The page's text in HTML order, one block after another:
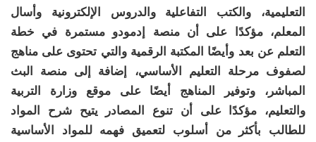
التعليمية، والكتب التفاعلية والدروس الإلكترونية وأسال
المعلم، مؤكدًا على أن منصة إدمودو مستمرة في خطة
التعلم عن بعد وأيضًا المكتبة الرقمية والتي تحتوى على مناهج
لصفوف مرحلة التعليم الأساسي، إضافة إلى منصة البث
المباشر، وتوفير المناهج أيضًا على موقع وزارة التربية
والتعليم، مؤكدًا على أن تنوع المصادر يتيح شرح المواد
للطالب بأكثر من أسلوب لتعميق فهمه للمواد الأساسية